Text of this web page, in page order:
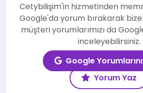
Cetybilişim'in hizmetinden
Google'da yorum bırakarak
müşteri yorumlarımızı da
inceleyebilirsiniz.
Google
Yorum Yaz